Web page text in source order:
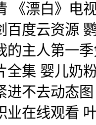
《漂白》电
百度云资源
的主人第一
全集 婴儿奶
进不去动态
业在线观看